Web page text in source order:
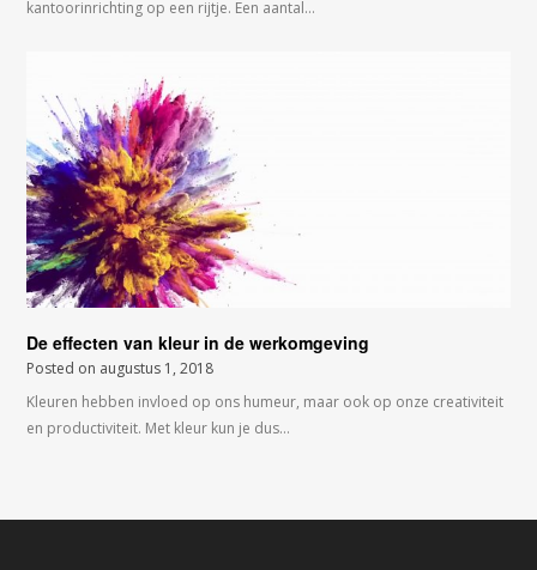
kantoorinrichting op een rijtje. Een aantal…
De effecten van kleur in de werkomgeving
Posted on augustus 1, 2018
Kleuren hebben invloed op ons humeur, maar ook op onze creativiteit
en productiviteit. Met kleur kun je dus…